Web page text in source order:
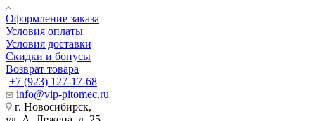
Оформление заказа
Условия оплаты
Условия доставки
Скидки и бонусы
Возврат товара
+7 (923) 127-17-68
info@vip-pitomec.ru
г. Новосибирск,